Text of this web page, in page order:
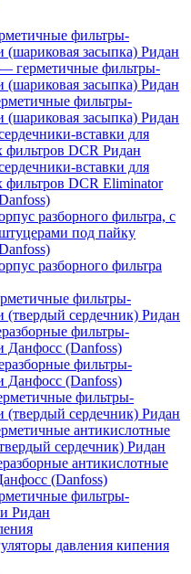
фильтры-
(шариковая засыпка) Ридан
герметичные фильтры-
(шариковая засыпка) Ридан
фильтры-
(шариковая засыпка) Ридан
вставки для
фильтров DCR Ридан
вставки для
фильтров DCR Eliminator
разборного фильтра, с
под пайку
разборного фильтра
фильтры-
(твердый сердечник) Ридан
фильтры-
Данфосс (Danfoss)
фильтры-
Данфосс (Danfoss)
фильтры-
(твердый сердечник) Ридан
антикислотные
сердечник) Ридан
антикислотные
(Danfoss)
фильтры-
Ридан
давления кипения